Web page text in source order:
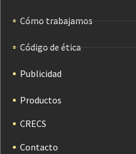
Cómo trabajamos
Código de ética
Publicidad
Productos
CRECS
Contacto